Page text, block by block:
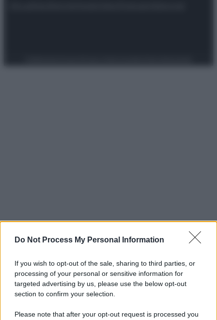
Do Not Process My Personal Information
If you wish to opt-out of the sale, sharing to third parties, or
processing of your personal or sensitive information for
targeted advertising by us, please use the below opt-out
section to confirm your selection.
Please note that after your opt-out request is processed you